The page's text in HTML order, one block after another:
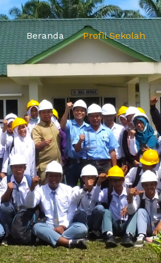
Beranda Profil Sekolah